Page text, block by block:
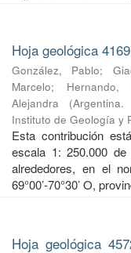
Hoja geológica
González, Pablo;
Marcelo; Hernando,
Alejandra
(
Instituto de Geología y
Esta contribución
escala 1: 250.000
alrededores, en el
69°00’-70°30’ O,
Hoja geológica